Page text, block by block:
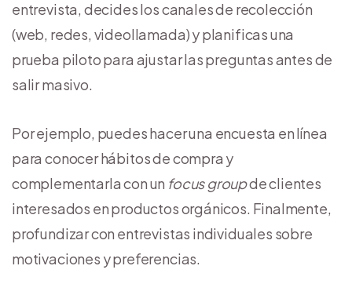
entrevista, decides los canales de recolección
(web, redes, videollamada) y planificas una
prueba piloto para ajustar las preguntas antes de
salir masivo.
Por ejemplo, puedes hacer una encuesta en línea
para conocer hábitos de compra y
complementarla con un focus groupde clientes
interesados en productos orgánicos. Finalmente,
profundizar con entrevistas individuales sobre
motivaciones y preferencias.